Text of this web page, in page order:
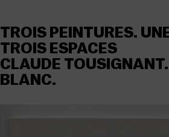
TROIS PEINTURES.
TROIS ESPACES
CLAUDE
BLANC.